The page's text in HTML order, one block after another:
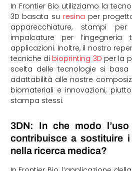
In Frontier Bio utilizziamo la
3D basata su resina per
apparecchiature, stampi
impalcature per
applicazioni. Inoltre, il nostro
tecniche di bioprinting 3D per la
scelta delle tecnologie si
adattabilità alle nostre
biomateriali e innovazioni,
stampa stessi.
3DN: In che modo
contribuisce a sostituire
nella ricerca medica?